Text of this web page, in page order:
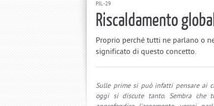
PJL-29
Riscaldamento
Proprio perché tutti ne parlano o
significato di questo concetto.
Sulle prime si può infatti pensare ai
oggi si discute tanto. Sembra che